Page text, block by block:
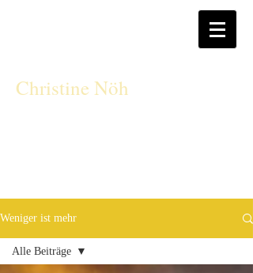
Christine Nöh
Weniger ist mehr
Alle Beiträge